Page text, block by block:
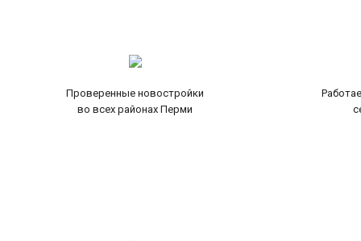
Проверенные новостройки
во всех районах Перми